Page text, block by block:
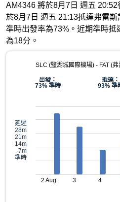
AM4346 將於8月7日 週五
於8月7日 週五 21:13抵達弗雷
準時出發率為73%。近期準時抵
為18分。
SLC (鹽湖城國際機場) - FAT (
出發：
73% 準時
抵達：
93% 準
延遲
28m
21m
14m
7m
準時
2 Aug 3 4